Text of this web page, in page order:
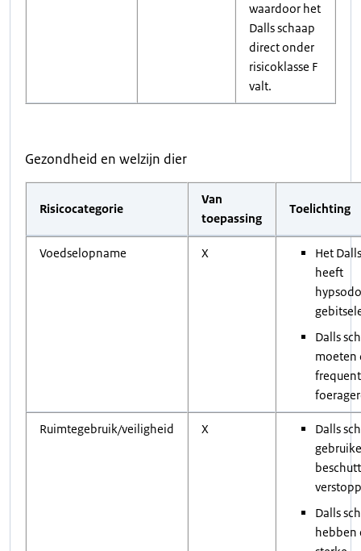
waardoor het
Dalls schaap
direct onder
risicoklasse F
valt.
Gezondheid en welzijn dier
Risicocategorie
Van
toepassing
Toelichting
Voedselopname X
Het
heeft
Dalls
moeten
frequent
Ruimtegebruik/veiligheid X
Dalls
Dalls
hebben